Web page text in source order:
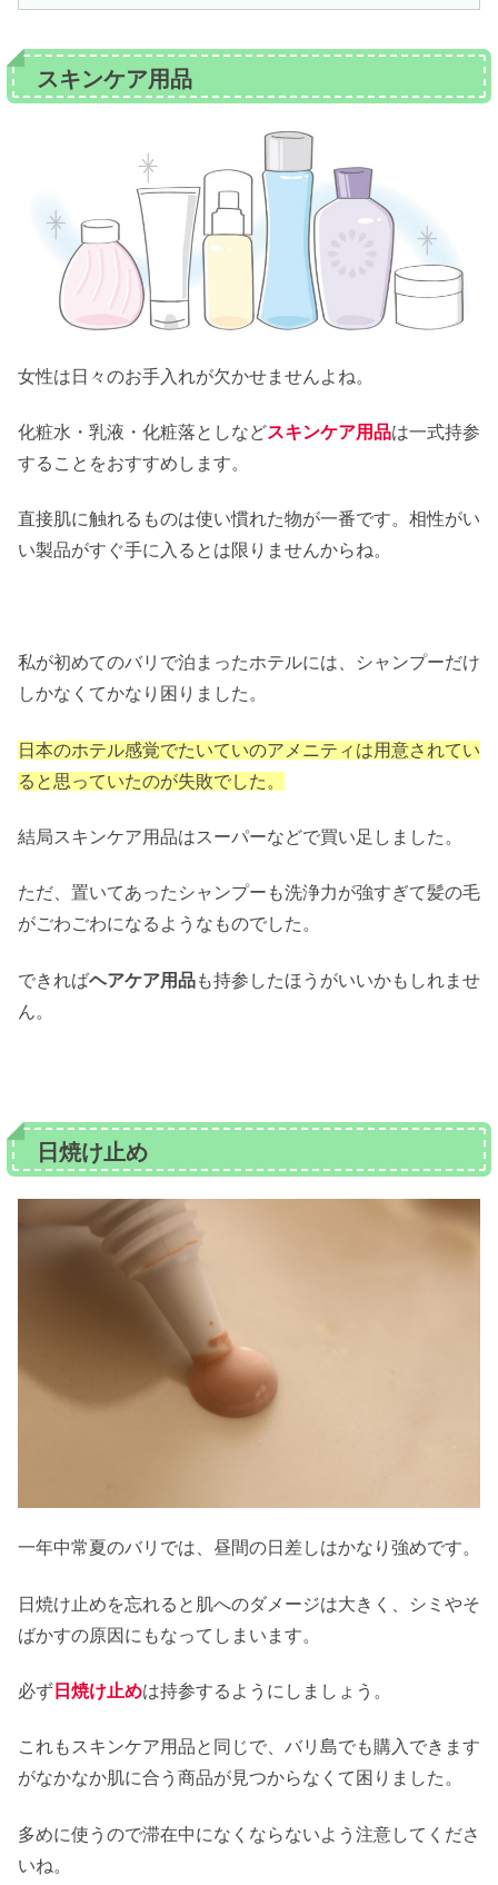
スキンケア用品
女性は日々のお手入れが欠かせませんよね。
化粧水・乳液・化粧落としなどスキンケア用品は一式持参
することをおすすめします。
直接肌に触れるものは使い慣れた物が一番です。相性がい
い製品がすぐ手に入るとは限りませんからね。
私が初めてのバリで泊まったホテルには、シャンプーだけ
しかなくてかなり困りました。
日本のホテル感覚でたいていのアメニティは用意されてい
ると思っていたのが失敗でした。
結局スキンケア用品はスーパーなどで買い足しました。
ただ、置いてあったシャンプーも洗浄力が強すぎて髪の毛
がごわごわになるようなものでした。
できればヘアケア用品も持参したほうがいいかもしれませ
ん。
日焼け止め
一年中常夏のバリでは、昼間の日差しはかなり強めです。
日焼け止めを忘れると肌へのダメージは大きく、シミやそ
ばかすの原因にもなってしまいます。
必ず 日焼け止めは持参するようにしましょう。
これもスキンケア用品と同じで、バリ島でも購入できます
がなかなか肌に合う商品が見つからなくて困りました。
多めに使うので滞在中になくならないよう注意してくださ
いね。